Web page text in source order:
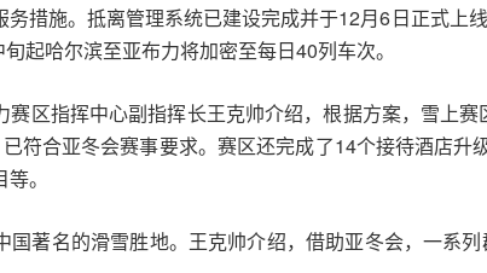
措施。抵离管理系统已建设完成并于12月6日正式
起哈尔滨至亚布力将加密至每日40列车次。
赛区指挥中心副指挥长王克帅介绍，根据方案，雪上
符合亚冬会赛事要求。赛区还完成了14个接待酒店
。
国著名的滑雪胜地。王克帅介绍，借助亚冬会，一系